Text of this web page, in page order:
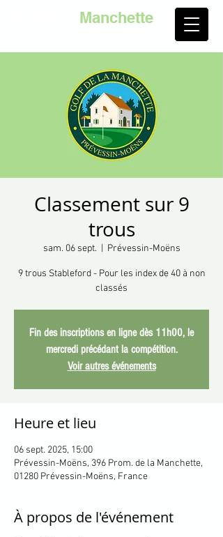
Manchette
Classement sur 9
trous
sam. 06 sept. Prévessin-Moëns
9 trous Stableford - Pour les index de 40 à non
classés
Fin des inscriptions en ligne dès 11h00, le
mercredi précédant la compétition.
Voir autres événements
Heure et lieu
06 sept. 2025, 15:00
Prévessin-Moëns, 396 Prom. de la Manchette,
01280 Prévessin-Moëns, France
À propos de l'événement